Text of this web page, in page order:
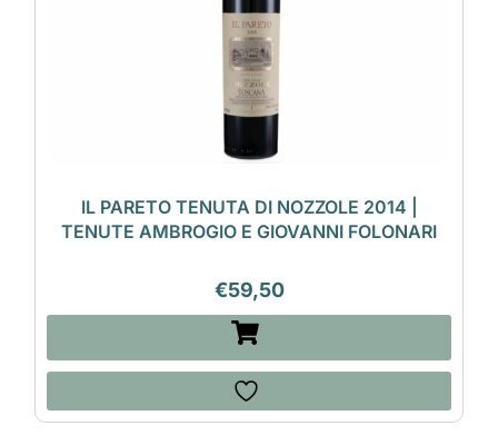
IL PARETO TENUTA DI NOZZOLE 2014 |
TENUTE AMBROGIO E GIOVANNI FOLONARI
€59,50